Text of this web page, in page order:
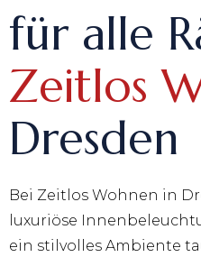
für alle
Zeitlos
Dresden
Bei Zeitlos Wohnen in
luxuriöse
ein stilvolles Ambiente